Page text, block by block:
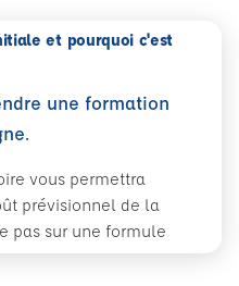
et pourquoi c'est
une formation
vous permettra
prévisionnel de la
pas sur une formule